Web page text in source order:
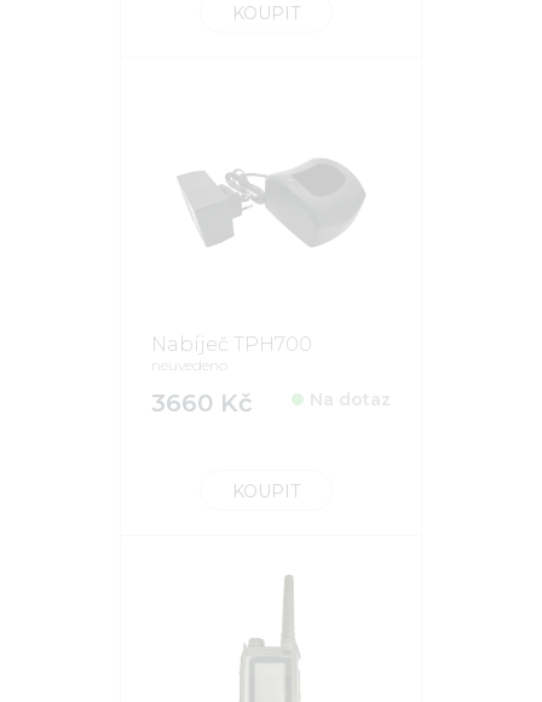
KOUPIT
Nabíječ TPH700
neuvedeno
3660 Kč Na dotaz
KOUPIT